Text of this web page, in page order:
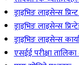
ड्राइभिङ लाइसेन्स
ड्राइभिङ लाइसेन्स
ड्राइभिङ लाइसेन्स
एसईई परीक्षा